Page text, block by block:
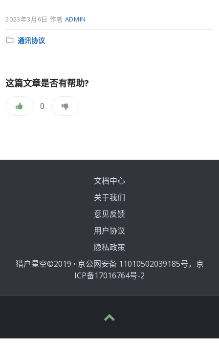
2023年3月6日 作者 ADMIN
分
通讯协议
这篇文章是否有帮助?
0
文档中心
关于我们
意见反馈
用户协议
隐私政策
猎户星空©2019 • 京公网安备 11010502039185号，京
ICP备17016764号-2